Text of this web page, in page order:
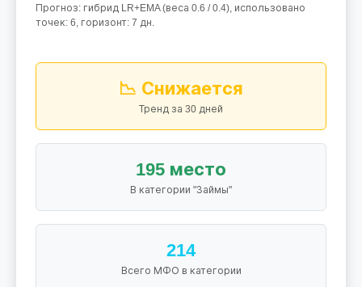
Прогноз: гибрид LR+EMA (веса 0.6 / 0.4), использовано
точек: 6, горизонт: 7 дн.
📉 Снижается
Тренд за 30 дней
195 место
В категории "Займы"
214
Всего МФО в категории